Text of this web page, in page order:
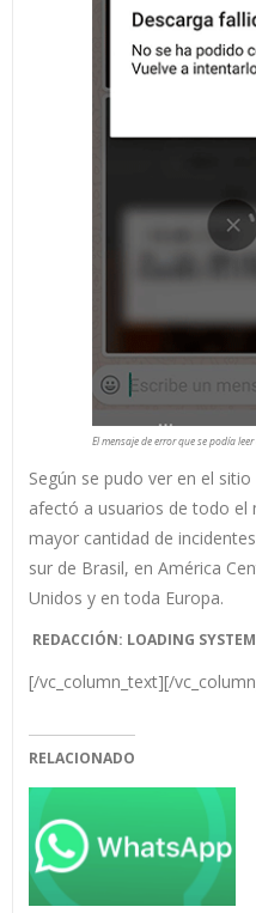
El mensaje de error que se podía
Según se pudo ver en el sitio
afectó a usuarios de todo el
mayor cantidad de
sur de Brasil, en América
Unidos y en toda Europa.
REDACCIÓN: LOADING
[/vc_column_text][/
RELACIONADO